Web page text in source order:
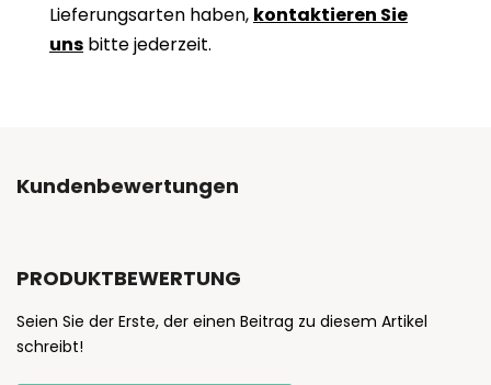
Lieferungsarten haben, kontaktieren Sie
uns bitte jederzeit.
Kundenbewertungen
PRODUKTBEWERTUNG
Seien Sie der Erste, der einen Beitrag zu diesem Artikel
schreibt!